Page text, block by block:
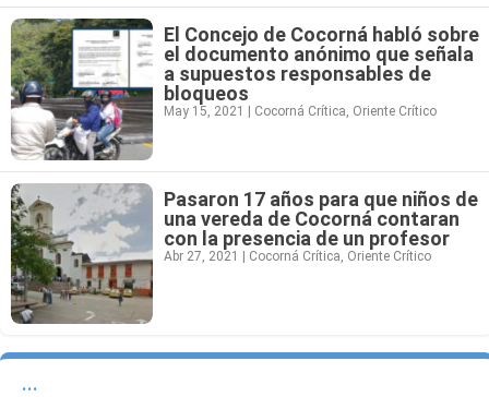
El Concejo de Cocorná habló sobre
el documento anónimo que señala
a supuestos responsables de
bloqueos
May 15, 2021 Cocorná Crítica, Oriente Crítico
Pasaron 17 años para que niños de
una vereda de Cocorná contaran
con la presencia de un profesor
Abr 27, 2021 | Cocorná Crítica Oriente Crítico
...